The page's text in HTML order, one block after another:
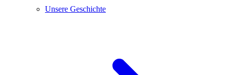
Unsere Geschichte